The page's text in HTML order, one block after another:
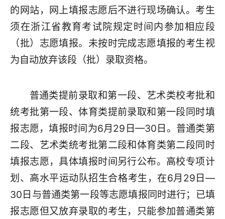
的网站，网上填报志愿后不进行现场确认。考生
须在浙江省教育考试院规定时间内参加相应段
（批）志愿填报。未按时完成志愿填报的考生视
为自动放弃该段（批）录取资格。
普通类提前录取和第一段、艺术类校考批和
统考批第一段、体育类提前录取和第一段同时填
报志愿，填报时间为6月29日—30日。普通类第
二段、艺术类统考批第二段和体育类第二段同时
填报志愿，具体填报时间另行公布。高校专项计
划、高水平运动队招生合格考生，在6月29日—
30日与普通类第一段等志愿填报同时进行；已填
报志愿但又放弃录取的考生，只能参加普通类第